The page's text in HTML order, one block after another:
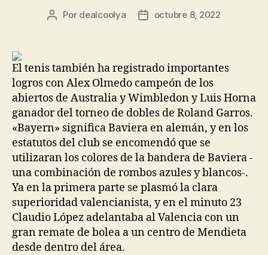
Autor
Por dealcoolya
Fechaoctubre 8, 2022
El tenis también ha registrado importantes
logros con Alex Olmedo campeón de los
abiertos de Australia y Wimbledon y Luis Horna
ganador del torneo de dobles de Roland Garros.
«Bayern» significa Baviera en alemán, y en los
estatutos del club se encomendó que se
utilizaran los colores de la bandera de Baviera -
una combinación de rombos azules y blancos-.
Ya en la primera parte se plasmó la clara
superioridad valencianista, y en el minuto 23
Claudio López adelantaba al Valencia con un
gran remate de bolea a un centro de Mendieta
desde dentro del área.